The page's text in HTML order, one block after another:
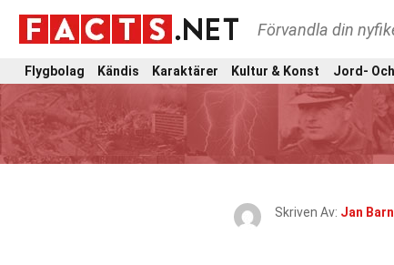
Förvandla din
Flygbolag Kändis Karaktärer Kultur & Konst Jord-
Skriven Av: Jan